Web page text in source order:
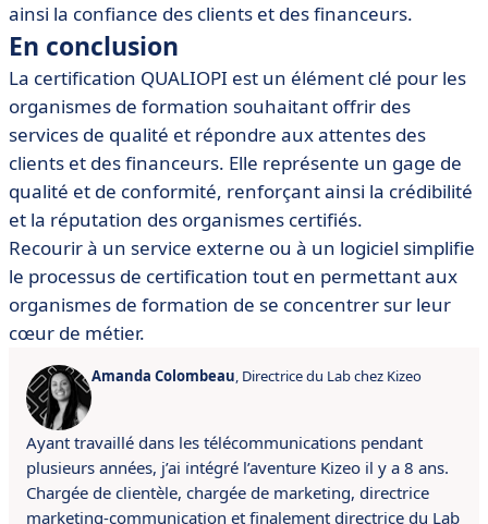
ainsi la confiance des clients et des financeurs.
En conclusion
La certification QUALIOPI est un élément clé pour les
organismes de formation souhaitant offrir des
services de qualité et répondre aux attentes des
clients et des financeurs. Elle représente un gage de
qualité et de conformité, renforçant ainsi la crédibilité
et la réputation des organismes certifiés.
Recourir à un service externe ou à un logiciel simplifie
le processus de certification tout en permettant aux
organismes de formation de se concentrer sur leur
cœur de métier.
Amanda Colombeau, Directrice du Lab chez Kizeo
Ayant travaillé dans les télécommunications pendant
plusieurs années, j’ai intégré l’aventure Kizeo il y a 8 ans.
Chargée de clientèle, chargée de marketing, directrice
marketing-communication et finalement directrice du Lab